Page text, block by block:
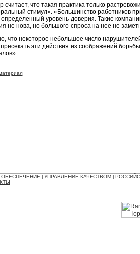
что такая практика только
стимул». «Большинство работников
уровень доверия. Такие
не нова, но большого спроса на нее не
что некоторое небольшое число
эти действия из соображений
УПРАВЛЕНИЕ КАЧЕСТВОМ